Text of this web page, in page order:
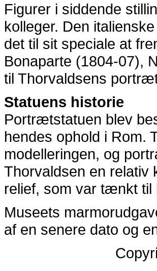
Figurer i siddende
kolleger. Den
det til sit speciale at
Bonaparte (1804-07),
til Thorvaldsens
Statuens historie
Portrætstatuen blev
hendes ophold i Rom.
modelleringen, og
Thorvaldsen en relativ
relief, som var tænkt til
Museets
af en senere dato og